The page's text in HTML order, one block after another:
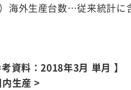
）海外生産台数…従来統計に
考資料：2018年3月 単月 】
内生産 >